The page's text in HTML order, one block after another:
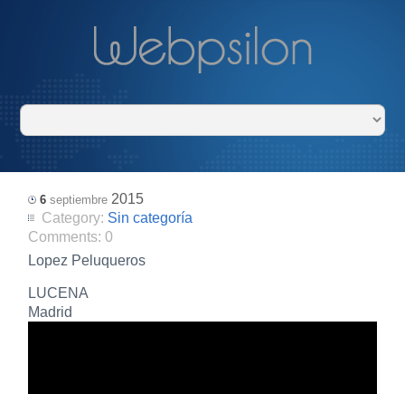
6 septiembre 2015
Category: Sin categoría
Comments:0
Lopez Peluqueros
LUCENA
Madrid